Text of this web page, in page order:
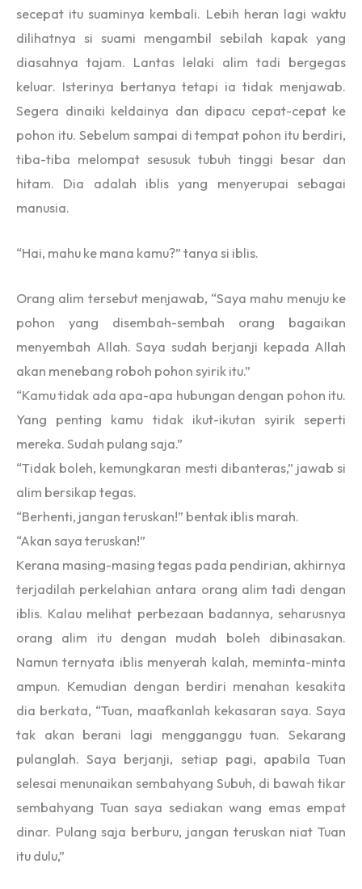
secepat itu suaminya kembali. Lebih heran lagi waktu
dilihatnya si suami mengambil sebilah kapak yang
diasahnya tajam. Lantas lelaki alim tadi bergegas
keluar. Isterinya bertanya tetapi ia tidak menjawab.
Segera dinaiki keldainya dan dipacu cepat-cepat ke
pohon itu. Sebelum sampai di tempat pohon itu berdiri,
tiba-tiba melompat sesusuk tubuh tinggi besar dan
hitam. Dia adalah iblis yang menyerupai sebagai
manusia.
“Hai, mahu ke mana kamu?” tanya si iblis.
Orang alim tersebut menjawab, “Saya mahu menuju ke
pohon yang disembah-sembah orang bagaikan
menyembah Allah. Saya sudah berjanji kepada Allah
akan menebang roboh pohon syirik itu.”
“Kamu tidak ada apa-apa hubungan dengan pohon itu.
Yang penting kamu tidak ikut-ikutan syirik seperti
mereka. Sudah pulang saja.”
“Tidak boleh, kemungkaran mesti dibanteras,” jawab si
alim bersikap tegas.
“Berhenti, jangan teruskan!” bentak iblis marah.
“Akan saya teruskan!”
Kerana masing-masing tegas pada pendirian, akhirnya
terjadilah perkelahian antara orang alim tadi dengan
iblis. Kalau melihat perbezaan badannya, seharusnya
orang alim itu dengan mudah boleh dibinasakan.
Namun ternyata iblis menyerah kalah, meminta-minta
ampun. Kemudian dengan berdiri menahan kesakita
dia berkata, “Tuan, maafkanlah kekasaran saya. Saya
tak akan berani lagi mengganggu tuan. Sekarang
pulanglah. Saya berjanji, setiap pagi, apabila Tuan
selesai menunaikan sembahyang Subuh, di bawah tikar
sembahyang Tuan saya sediakan wang emas empat
dinar. Pulang saja berburu, jangan teruskan niat Tuan
itu dulu,”